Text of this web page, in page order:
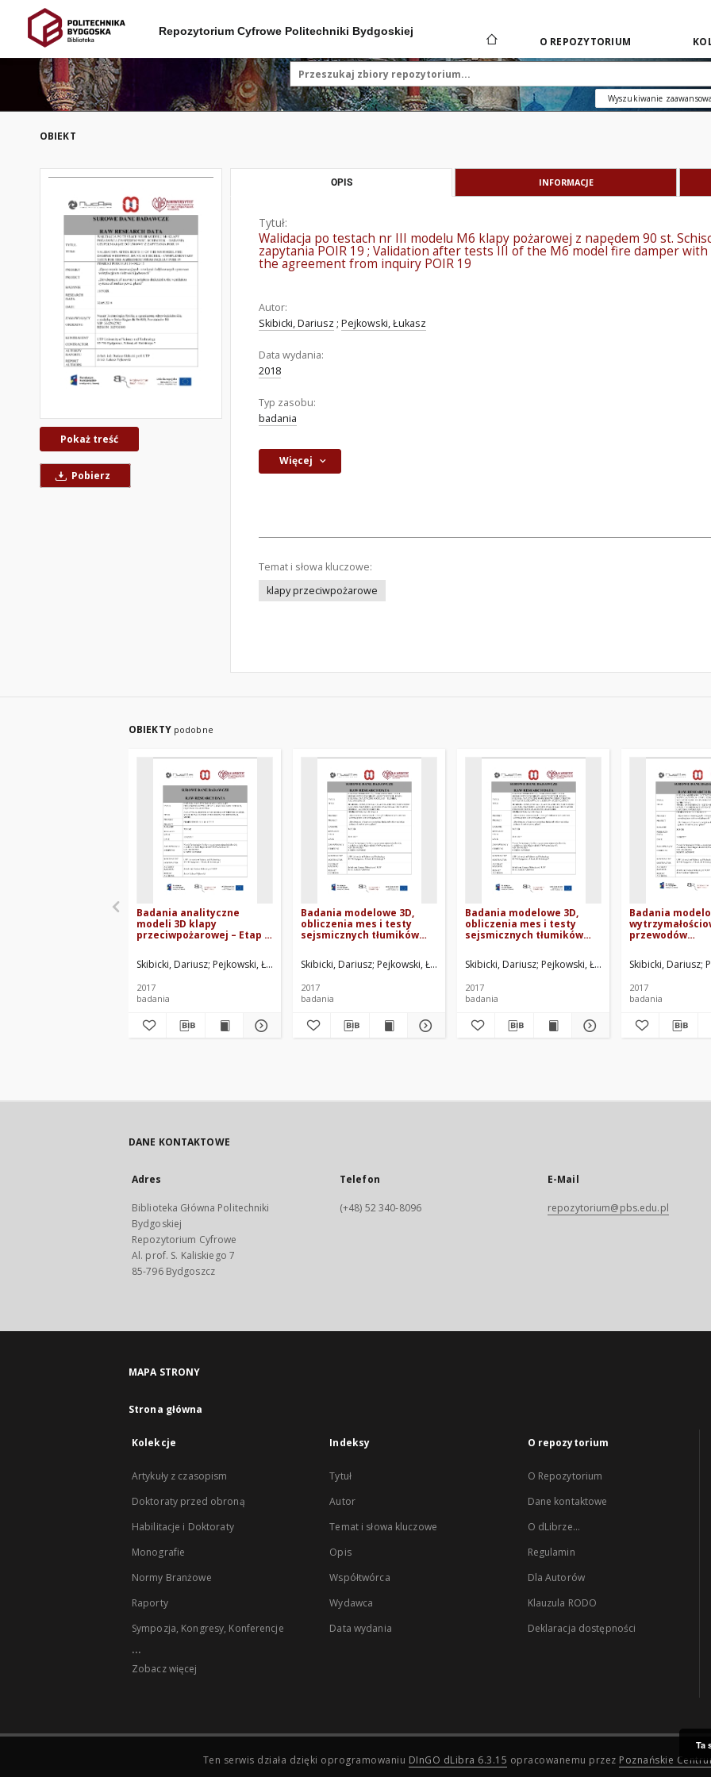
Repozytorium Cyfrowe Politechniki Bydgoskiej
O REPOZYTORIUM
Wyszukiwanie
OBIEKT
Pokaż treść
Pobierz
OPIS INFORMACJE
Tytuł:
Walidacja po testach nr III modelu M6 klapy pożarowej z napędem 90 st.
zapytania POIR 19 ; Validation after tests III of the M6 model fire damper
the agreement from inquiry POIR 19
Autor:
Skibicki, Dariusz ; Pejkowski, Łukasz
Data wydania:
2018
Typ zasobu:
badania
Więcej
Temat i słowa kluczowe:
klapy przeciwpożarowe
OBIEKTY podobne
Badania analityczne
modeli 3D klapy
przeciwpożarowej – Etap II,
model końcowy
Skibicki, Dariusz Pejkowski, Łukasz
2017
badania
Badania modelowe 3D,
obliczenia mes i testy
sejsmicznych tłumików
Badania analityczne
modeli 3D – tłumika
Skibicki, Dariusz Pejkowski, Łukasz
2017
badania
Badania modelowe 3D,
obliczenia mes i testy
sejsmicznych tłumików
Badania analityczne po
przeprowadzeniu testów
tłumików akustycznych
Skibicki, Dariusz Pejkowski, Łukasz
2017
badania
Badania
przewodów
Badania
wytrzymałości
Skibicki, Dariusz
2017
badania
DANE KONTAKTOWE
Adres
Biblioteka Główna Politechniki
Bydgoskiej
Repozytorium Cyfrowe
Al. prof. S. Kaliskiego 7
85-796 Bydgoszcz
Telefon
(+48) 52 340-8096
E-Mail
repozytorium@pbs.edu.pl
MAPA STRONY
Strona główna
Kolekcje
Artykuły z czasopism
Doktoraty przed obroną
Habilitacje i Doktoraty
Monografie
Normy Branżowe
Raporty
Sympozja, Kongresy, Konferencje
...
Zobacz więcej
Indeksy
Tytuł
Autor
Temat i słowa kluczowe
Opis
Współtwórca
Wydawca
Data wydania
O repozytorium
O Repozytorium
Dane kontaktowe
O dLibrze...
Regulamin
Dla Autorów
Klauzula RODO
Deklaracja dostępności
Ten serwis działa dzięki oprogramowaniu DInGO dLibra 6.3.15 opracowanemu przez Poznańskie
Ta